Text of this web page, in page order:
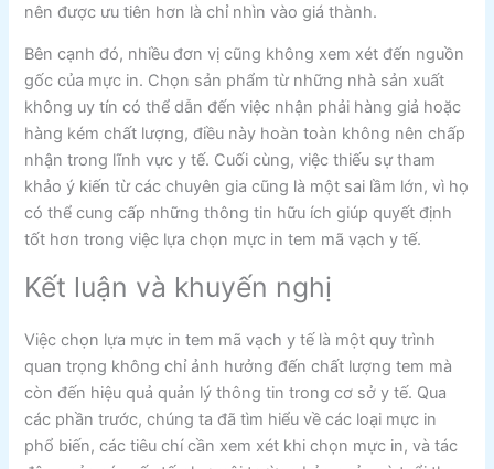
nên được ưu tiên hơn là chỉ nhìn vào giá thành.
Bên cạnh đó, nhiều đơn vị cũng không xem xét đến nguồn
gốc của mực in. Chọn sản phẩm từ những nhà sản xuất
không uy tín có thể dẫn đến việc nhận phải hàng giả hoặc
hàng kém chất lượng, điều này hoàn toàn không nên chấp
nhận trong lĩnh vực y tế. Cuối cùng, việc thiếu sự tham
khảo ý kiến từ các chuyên gia cũng là một sai lầm lớn, vì họ
có thể cung cấp những thông tin hữu ích giúp quyết định
tốt hơn trong việc lựa chọn mực in tem mã vạch y tế.
Kết luận và khuyến nghị
Việc chọn lựa mực in tem mã vạch y tế là một quy trình
quan trọng không chỉ ảnh hưởng đến chất lượng tem mà
còn đến hiệu quả quản lý thông tin trong cơ sở y tế. Qua
các phần trước, chúng ta đã tìm hiểu về các loại mực in
phổ biến, các tiêu chí cần xem xét khi chọn mực in, và tác